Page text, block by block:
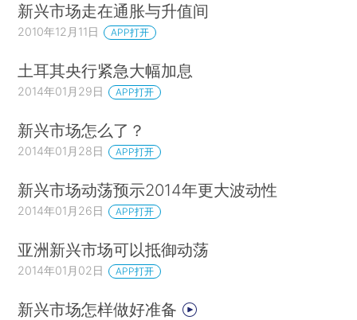
新兴市场走在通胀与升值间
2010年12月11日 APP打开
土耳其央行紧急大幅加息
2014年01月29日 APP打开
新兴市场怎么了？
2014年01月28日 APP打开
新兴市场动荡预示2014年更大波动性
2014年01月26日 APP打开
亚洲新兴市场可以抵御动荡
2014年01月02日 APP打开
新兴市场怎样做好准备